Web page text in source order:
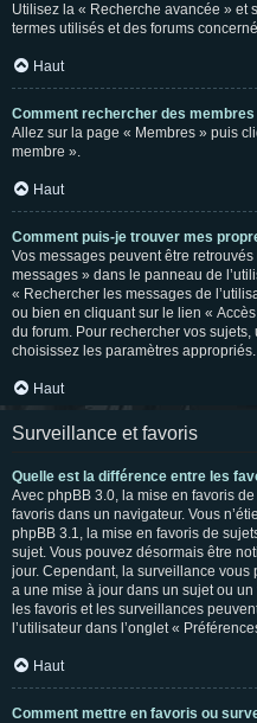
Utilisez la « Recherche avancée » et
termes utilisés et des forums
Haut
Comment rechercher des membres
Allez sur la page « Membres » puis
membre ».
Haut
Comment puis-je trouver mes
Vos messages peuvent être
messages » dans le panneau de
« Rechercher les messages de
ou bien en cliquant sur le lien «
du forum. Pour rechercher vos
choisissez les paramètres appropriés.
Haut
Surveillance et favoris
Quelle est la différence entre les
Avec phpBB 3.0, la mise en favoris
favoris dans un navigateur. Vous
phpBB 3.1, la mise en favoris de
sujet. Vous pouvez désormais être
jour. Cependant, la surveillance vous
a une mise à jour dans un sujet ou
les favoris et les surveillances
l’utilisateur dans l’onglet «
Haut
Comment mettre en favoris ou